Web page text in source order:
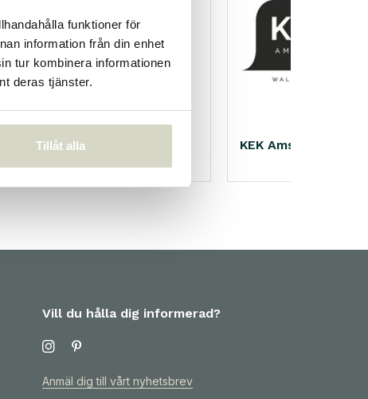
funktioner för
information från din enhet
tur kombinera informationen
deras tjänster.
Tillåt allaNicolas Vahé KEK Amsterdam
Vill du hålla dig informerad?
Anmäl dig till vårt nyhetsbrev